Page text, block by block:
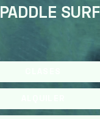
PADDLE SURF